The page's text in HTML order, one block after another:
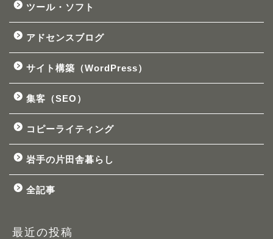
ツール・ソフト
アドセンスブログ
サイト構築（WordPress）
集客（SEO）
コピーライティング
岩手の片田舎暮らし
全記事
最近の投稿